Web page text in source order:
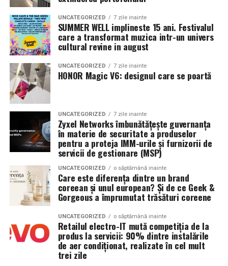
dintre cele mai valoroase avantaje competitive și unul
dintre principalele motive pentru care un client te alege
și revine la tine.
UNCATEGORIZED 7 zile inainte
SUMMER WELL implineste 15 ani. Festivalul
care a transformat muzica intr-un univers
cultural revine in august
UNCATEGORIZED 7 zile inainte
HONOR Magic V6: designul care se poartă
UNCATEGORIZED 7 zile inainte
Zyxel Networks îmbunătățește guvernanța
în materie de securitate a produselor
pentru a proteja IMM-urile și furnizorii de
servicii de gestionare (MSP)
UNCATEGORIZED o săptămână inainte
Care este diferența dintre un brand
coreean și unul european? Și de ce Geek &
Gorgeous a împrumutat trăsături coreene
UNCATEGORIZED o săptămână inainte
Retailul electro-IT mută competiția de la
produs la servicii: 90% dintre instalările
de aer condiționat, realizate în cel mult
trei zile